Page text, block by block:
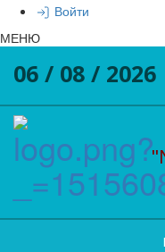
Войти
МЕНЮ
06 / 08 / 2026